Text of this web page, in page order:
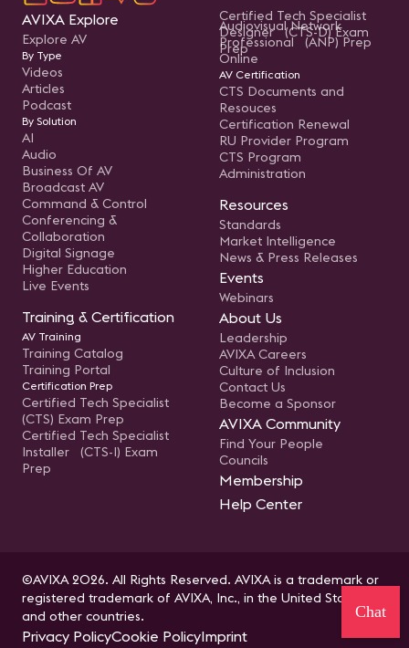
AVIXA Explore
Explore AV
By Type
Videos
Articles
Podcast
By Solution
AI
Audio
Business Of AV
Broadcast AV
Command & Control
Conferencing &
Collaboration
Digital Signage
Higher Education
Live Events
Training & Certification
AV Training
Training Catalog
Training Portal
Certification Prep
Certified Tech Specialist
(CTS) Exam Prep
Certified Tech Specialist
Installer (CTS-I) Exam
Prep
Certified Tech Specialist
Designer (CTS-D) Exam
Prep
Audiovisual Network
Professional (ANP) Prep
Online
AV Certification
CTS Documents and
Resouces
Certification Renewal
RU Provider Program
CTS Program
Administration
Resources
Standards
Market Intelligence
News & Press Releases
Events
Webinars
About Us
Leadership
AVIXA Careers
Culture of Inclusion
Contact Us
Become a Sponsor
AVIXA Community
Find Your People
Councils
Membership
Help Center
©AVIXA 2026. All Rights Reserved. AVIXA is a trademark or
registered trademark of AVIXA, Inc., in the United States
and other countries.
Privacy PolicyCookie PolicyImprint
Chat